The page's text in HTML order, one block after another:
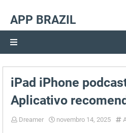
APP BRAZIL
iPad iPhone
Aplicativo
Dreamer novembro 14, 2025